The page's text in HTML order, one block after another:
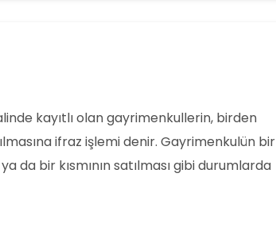
kayıtlı olan gayrimenkullerin, birden
ifraz işlemi denir. Gayrimenkulün bir
da bir kısmının satılması gibi durumlarda